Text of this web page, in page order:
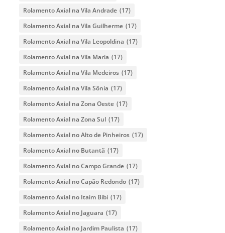
Rolamento Axial na Vila Andrade (17)
Rolamento Axial na Vila Guilherme (17)
Rolamento Axial na Vila Leopoldina (17)
Rolamento Axial na Vila Maria (17)
Rolamento Axial na Vila Medeiros (17)
Rolamento Axial na Vila Sônia (17)
Rolamento Axial na Zona Oeste (17)
Rolamento Axial na Zona Sul (17)
Rolamento Axial no Alto de Pinheiros (17)
Rolamento Axial no Butantã (17)
Rolamento Axial no Campo Grande (17)
Rolamento Axial no Capão Redondo (17)
Rolamento Axial no Itaim Bibi (17)
Rolamento Axial no Jaguara (17)
Rolamento Axial no Jardim Paulista (17)